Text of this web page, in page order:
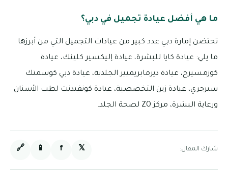
ما هي أفضل عيادة تجميل في دبي؟
تحتضن إمارة دبي عدد كبير من عيادات التجميل التي من أبرزها
ما يلي: عيادة كايا للبشرة، عيادة إليكسير كلينك، عيادة
كوزمسيرج، عيادة ديرمابريميير الجلدية، عيادة دبي كوسمتك
سيرجري، عيادة زين التخصصية، عيادة كونفيدنت لطب الأسنان
ورعاية البشرة، مركز ZO لصحة الجلد.
شارك المقال: 𝕏
f
📱
🔗